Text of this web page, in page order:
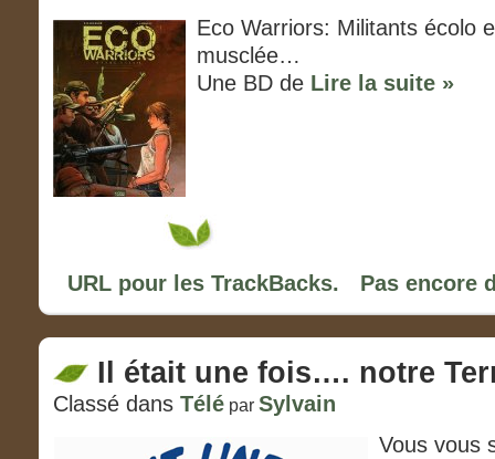
Eco Warriors: Militants écolo
musclée…
Une BD de Lire la suite »
URL pour les TrackBacks. Pas encore
Il était une fois…. notre
Classé dans Télé par Sylvain
Vous vous